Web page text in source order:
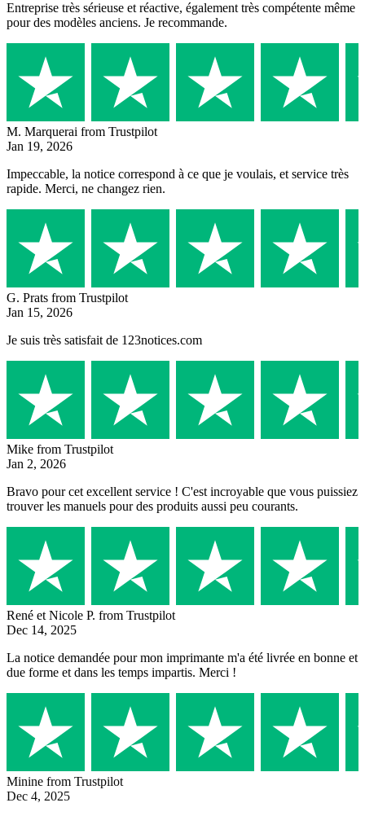
Entreprise très sérieuse et réactive, également très compétente même
pour des modèles anciens. Je recommande.
M. Marquerai from Trustpilot
Jan 19, 2026
Impeccable, la notice correspond à ce que je voulais, et service très
rapide. Merci, ne changez rien.
G. Prats from Trustpilot
Jan 15, 2026
Je suis très satisfait de 123notices.com
Mike from Trustpilot
Jan 2, 2026
Bravo pour cet excellent service ! C'est incroyable que vous puissiez
trouver les manuels pour des produits aussi peu courants.
René et Nicole P. from Trustpilot
Dec 14, 2025
La notice demandée pour mon imprimante m'a été livrée en bonne et
due forme et dans les temps impartis. Merci !
Minine from Trustpilot
Dec 4, 2025